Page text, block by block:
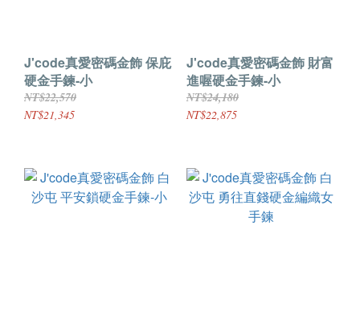
J'code真愛密碼金飾 保庇
硬金手鍊-小
NT$22,570
NT$21,345
J'code真愛密碼金飾 財富
進喔硬金手鍊-小
NT$24,180
NT$22,875